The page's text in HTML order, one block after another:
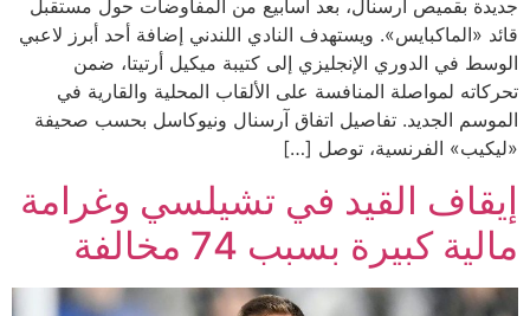
جديدة بقميص آرسنال، بعد أسابيع من المفاوضات حول مستقبل
قائد «الماكبايس». ويستهدف النادي اللندني إضافة أحد أبرز لاعبي
الوسط في الدوري الإنجليزي إلى كتيبة ميكيل أرتيتا، ضمن
تحركاته لمواصلة المنافسة على الألقاب المحلية والقارية في
الموسم الجديد. تفاصيل اتفاق آرسنال ونيوكاسل بحسب صحيفة
«ليكيب» الفرنسية، توصل […]
إيقاف القيد في تشيلسي وغرامة
مالية كبيرة بسبب 74 مخالفة